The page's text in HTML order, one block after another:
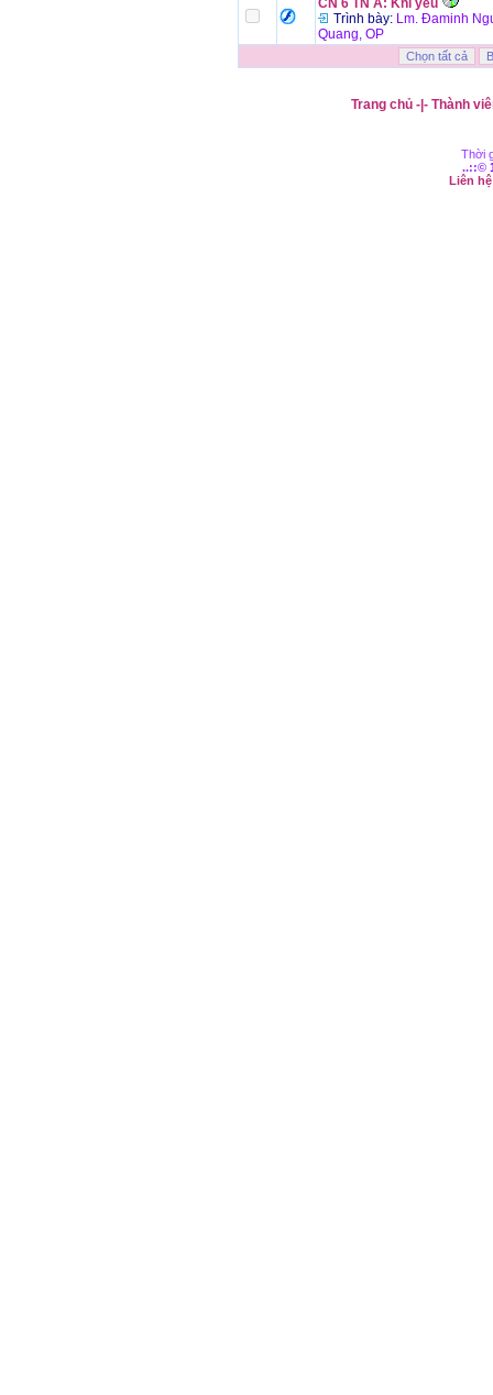
CN 6 TN A: Khi yêu
Trình bày: Lm. Đaminh
Quang, OP
Trang chủ-|- Thành
Thời
..::©
Liên